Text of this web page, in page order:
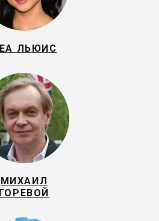
ЛЬЮИС
МИХАИЛ
ГОРЕВОЙ